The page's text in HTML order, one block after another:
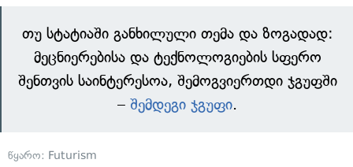
თუ სტატიაში განხილული თემა და ზოგადად:
მეცნიერებისა და ტექნოლოგიების სფერო
შენთვის საინტერესოა, შემოგვიერთდი ჯგუფში
– შემდეგი ჯგუფი.
წყარო: Futurism